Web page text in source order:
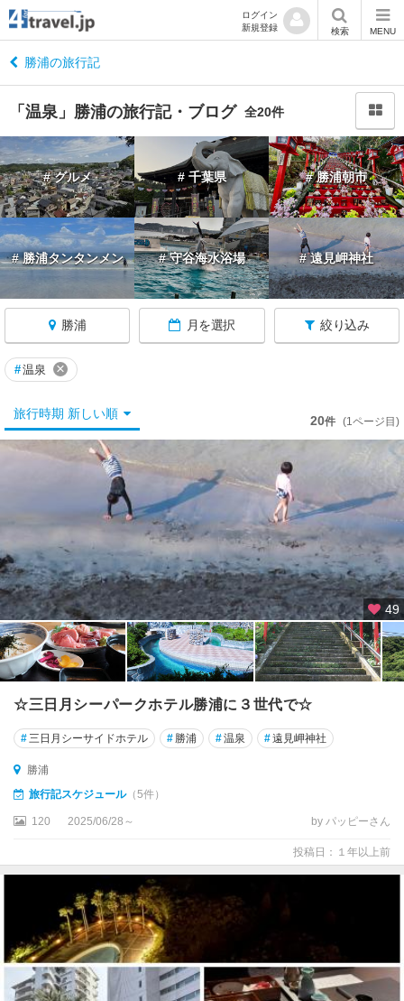
ログイン
新規登録
検索 MENU
勝浦の旅行記
「温泉」勝浦の旅行記・ブログ 全20件
# グルメ # 千葉県 # 勝浦朝市
# 勝浦タンタンメン # 守谷海水浴場 # 遠見岬神社
勝浦 月を選択 絞り込み
千
葉
へ
戻
る
葉
べ
て
舞
浜
・
・
松
戸
・
船
橋
葉
・
幕
張
市
原
更
田
・
佐
#温泉 ×
旅行時期 新しい順 20件 (1ページ目)
49
☆三日月シーパークホテル勝浦に３世代で☆
#三日月シーサイドホテル # 勝浦 #温泉 #遠見岬神社
勝浦
旅行記スケジュール（5件）
120 2025/06/28～ by パッピーさん
投稿日：１年以上前